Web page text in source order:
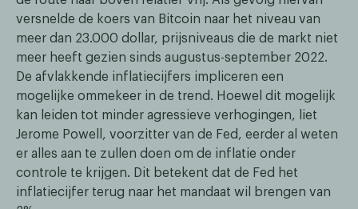
versnelde de koers van Bitcoin naar het niveau van
meer dan 23.000 dollar, prijsniveaus die de markt niet
meer heeft gezien sinds augustus-september 2022.
De afvlakkende inflatiecijfers impliceren een
mogelijke ommekeer in de trend. Hoewel dit mogelijk
kan leiden tot minder agressieve verhogingen, liet
Jerome Powell, voorzitter van de Fed, eerder al weten
er alles aan te zullen doen om de inflatie onder
controle te krijgen. Dit betekent dat de Fed het
inflatiecijfer terug naar het mandaat wil brengen van